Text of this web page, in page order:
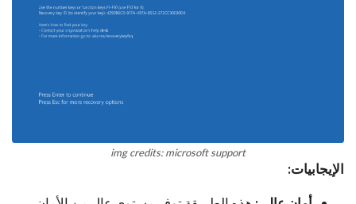
img credits: microsoft support
الإيجابيات: